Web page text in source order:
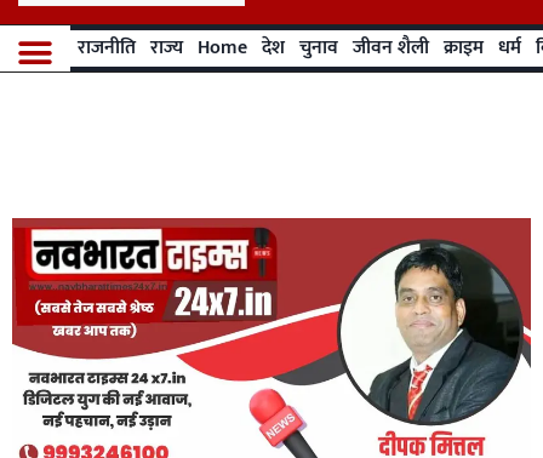
राजनीति राज्य Home देश चुनाव जीवन शैली क्राइम धर्म